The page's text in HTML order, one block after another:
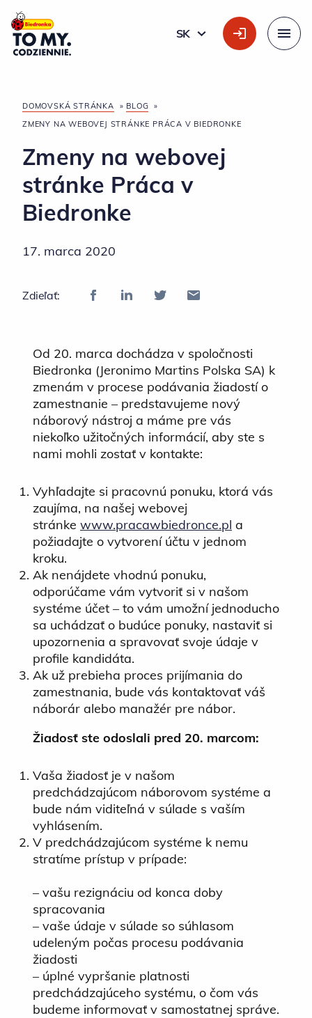
Hlavné logo
SK
SLOVÁK
DOMOVSKÁ STRÁNKA » BLOG »
ZMENY NA WEBOVEJ STRÁNKE PRÁCA V BIEDRONKE
Zmeny na webovej
stránke Práca v
Biedronke
17. marca 2020
Zdieľať:
Od 20. marca dochádza v spoločnosti
Biedronka (Jeronimo Martins Polska SA) k
zmenám v procese podávania žiadostí o
zamestnanie – predstavujeme nový
náborový nástroj a máme pre vás
niekoľko užitočných informácií, aby ste s
nami mohli zostať v kontakte:
Vyhľadajte si pracovnú ponuku, ktorá vás
zaujíma, na našej webovej
stránke www.pracawbiedronce.pl a
požiadajte o vytvorení účtu v jednom
kroku.
Ak nenájdete vhodnú ponuku,
odporúčame vám vytvoriť si v našom
systéme účet – to vám umožní jednoducho
sa uchádzať o budúce ponuky, nastaviť si
upozornenia a spravovať svoje údaje v
profile kandidáta.
Ak už prebieha proces prijímania do
zamestnania, bude vás kontaktovať váš
náborár alebo manažér pre nábor.
Žiadosť ste odoslali pred 20. marcom:
Vaša žiadosť je v našom
predchádzajúcom náborovom systéme a
bude nám viditeľná v súlade s vaším
vyhlásením.
V predchádzajúcom systéme k nemu
stratíme prístup v prípade:
– vašu rezignáciu od konca doby
spracovania
– vaše údaje v súlade so súhlasom
udeleným počas procesu podávania
žiadosti
– úplné vypršanie platnosti
predchádzajúceho systému, o čom vás
budeme informovať v samostatnej správe.